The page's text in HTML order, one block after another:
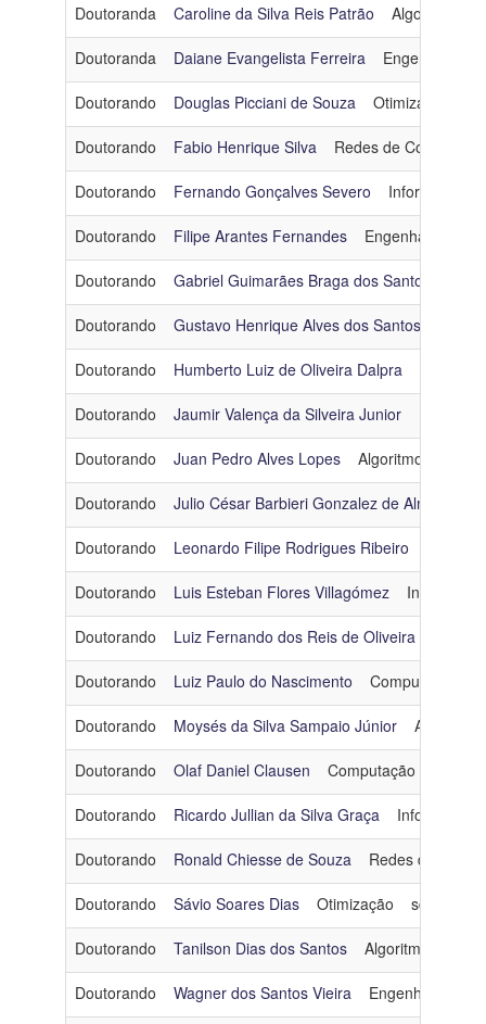
Ingresso
Categoria
Doutoranda Caroline da Silva Reis Patrão Algoritmos e
Doutoranda Daiane Evangelista Ferreira Engenharia
Doutorando Douglas Picciani de Souza Otimização
Doutorando Fabio Henrique Silva Redes de
Doutorando Fernando Gonçalves Severo Informática e
Doutorando Filipe Arantes Fernandes Engenharia de
Doutorando Gabriel Guimarães Braga dos Santos
Doutorando Gustavo Henrique Alves dos Santos
Doutorando Humberto Luiz de Oliveira Dalpra
Doutorando Jaumir Valença da Silveira Junior
Doutorando Juan Pedro Alves Lopes Algoritmos e
Doutorando Julio César Barbieri Gonzalez de Almeida
Doutorando Leonardo Filipe Rodrigues Ribeiro
Doutorando Luis Esteban Flores Villagómez
Doutorando Luiz Fernando dos Reis de Oliveira
Doutorando Luiz Paulo do Nascimento Computação
Doutorando Moysés da Silva Sampaio Júnior
Doutorando Olaf Daniel Clausen Computação Gráfica
Doutorando Ricardo Jullian da Silva Graça Informática
Doutorando Ronald Chiesse de Souza Redes de
Doutorando Sávio Soares Dias Otimização
Doutorando Tanilson Dias dos Santos Algoritmos e
Doutorando Wagner dos Santos Vieira Engenharia de